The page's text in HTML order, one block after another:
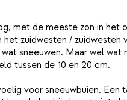
met de meeste zon in
zuidwesten / zuidwesten
sneeuwen. Maar wel
tussen de 10 en 20 cm.
voor sneeuwbuien. Een